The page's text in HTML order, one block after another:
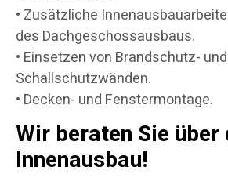
• Zusätzliche
des Dachgeschossausbaus.
• Einsetzen von Brandschutz- und
Schallschutzwänden.
• Decken- und Fenstermontage.
Wir beraten Sie über
Innenausbau!